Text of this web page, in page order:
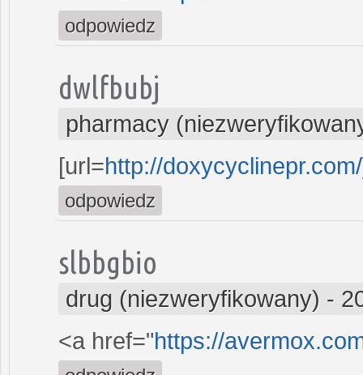
odpowiedz
dwlfbubj
pharmacy
[url=http://
odpowiedz
slbbgbio
drug (niezweryfikowany) -
<a href="https://